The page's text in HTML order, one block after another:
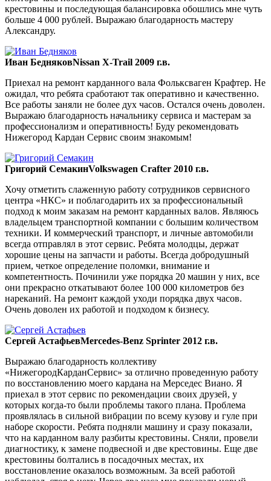
крестовины и последующая балансировка обошлись мне чуть
больше 4 000 рублей. Выражаю благодарность мастеру
Александру.
Иван БедняковNissan X-Trail 2009 г.в.
Приехал на ремонт карданного вала Фольксваген Крафтер. Не
ожидал, что ребята сработают так оперативно и качественно.
Все работы заняли не более дух часов. Остался очень доволен.
Выражаю благодарность начальнику сервиса и мастерам за
профессионализм и оперативность! Буду рекомендовать
Нижегород Кардан Сервис своим знакомым!
Григорий СемакинVolkswagen Crafter 2010 г.в.
Хочу отметить слаженную работу сотрудников сервисного
центра «НКС» и поблагодарить их за профессиональный
подход к моим заказам на ремонт карданных валов. Являюсь
владельцем транспортной компании с большим количеством
техники. И коммерческий транспорт, и личные автомобили
всегда отправлял в этот сервис. Ребята молодцы, держат
хорошие цены на запчасти и работы. Всегда добродушный
прием, четкое определение поломки, внимание и
компетентность. Починили уже порядка 20 машин у них, все
они прекрасно откатывают более 100 000 километров без
нареканий. На ремонт каждой уходи порядка двух часов.
Очень доволен их работой и подходом к бизнесу.
Сергей АстафьевMercedes-Benz Sprinter 2012 г.в.
Выражаю благодарность коллективу
«НижегородКарданСервис» за отлично проведенную работу
по восстановлению моего кардана на Мерседес Виано. Я
приехал в этот сервис по рекомендации своих друзей, у
которых когда-то были проблемы такого плана. Проблема
проявлялась в сильной вибрации по всему кузову и гуле при
наборе скорости. Ребята подняли машину и сразу показали,
что на карданном валу разбиты крестовины. Сняли, провели
диагностику, к замене подвесной и две крестовины. Еще две
крестовины болтались в посадочных местах, их
восстановление оказалось возможным. За всей работой